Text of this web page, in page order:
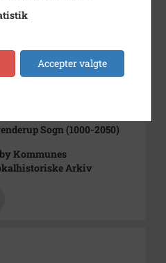
h positiv
Sogn (1000-2050)
Kommunes
Arkiv
Accepter valgte